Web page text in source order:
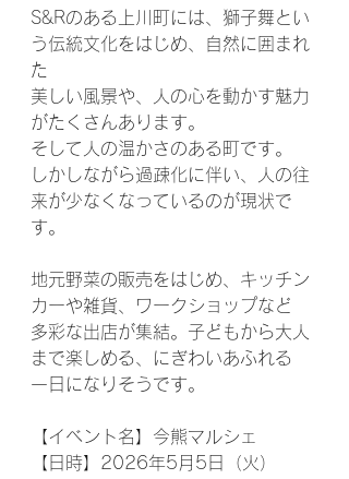
S&Rのある上川町には、獅子舞とい
う伝統文化をはじめ、自然に囲まれ
た
美しい風景や、人の心を動かす魅力
がたくさんあります。
そして人の温かさのある町です。
しかしながら過疎化に伴い、人の往
来が少なくなっているのが現状で
す。
地元野菜の販売をはじめ、キッチン
カーや雑貨、ワークショップなど
多彩な出店が集結。子どもから大人
まで楽しめる、にぎわいあふれる
一日になりそうです。
【イベント名】今熊マルシェ
【日時】2026年5月5日（火）